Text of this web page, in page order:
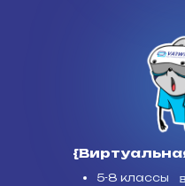
5-8 классы